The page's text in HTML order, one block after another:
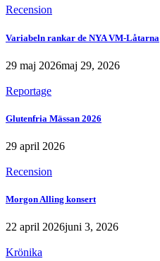
Recension
Variabeln rankar de NYA VM-Låtarna
29 maj 2026maj 29, 2026
Reportage
Glutenfria Mässan 2026
29 april 2026
Recension
Morgon Alling konsert
22 april 2026juni 3, 2026
Krönika